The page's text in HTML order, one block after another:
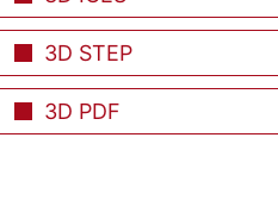
3D STEP
3D PDF